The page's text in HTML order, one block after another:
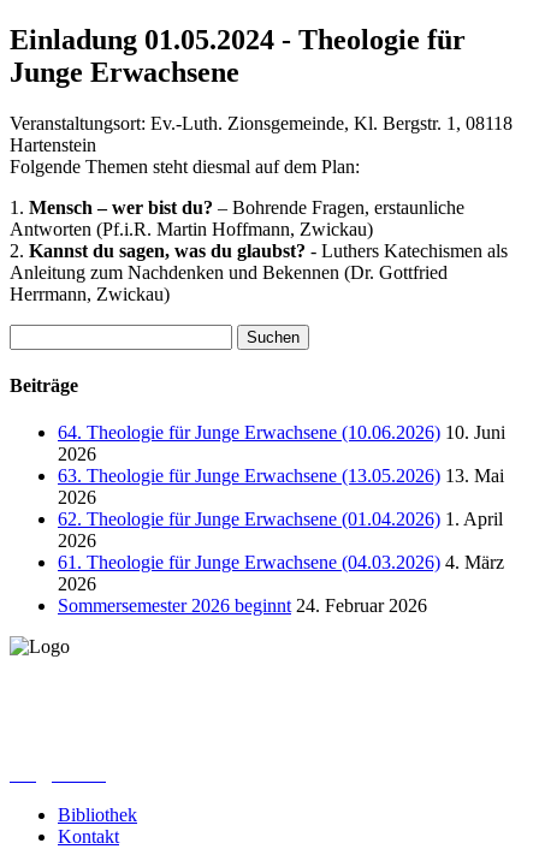
Einladung 01.05.2024 - Theologie für
Junge Erwachsene
Veranstaltungsort: Ev.-Luth. Zionsgemeinde, Kl. Bergstr. 1, 08118
Hartenstein
Folgende Themen steht diesmal auf dem Plan:
1. Mensch – wer bist du? – Bohrende Fragen, erstaunliche
Antworten (Pf.i.R. Martin Hoffmann, Zwickau)
2. Kannst du sagen, was du glaubst? - Luthers Katechismen als
Anleitung zum Nachdenken und Bekennen (Dr. Gottfried
Herrmann, Zwickau)
nach:
Beiträge
64. Theologie für Junge Erwachsene (10.06.2026) 10. Juni
2026
63. Theologie für Junge Erwachsene (13.05.2026) 13. Mai
2026
62. Theologie für Junge Erwachsene (01.04.2026) 1. April
2026
61. Theologie für Junge Erwachsene (04.03.2026) 4. März
2026
Sommersemester 2026 beginnt 24. Februar 2026
Bibliothek
Kontakt